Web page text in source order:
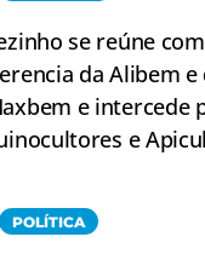
se reúne
da Alibem e
e intercede
e
POLÍTICA